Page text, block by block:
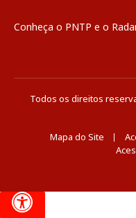
Conheça o PNTP e o
Todos os direitos
Mapa do Site